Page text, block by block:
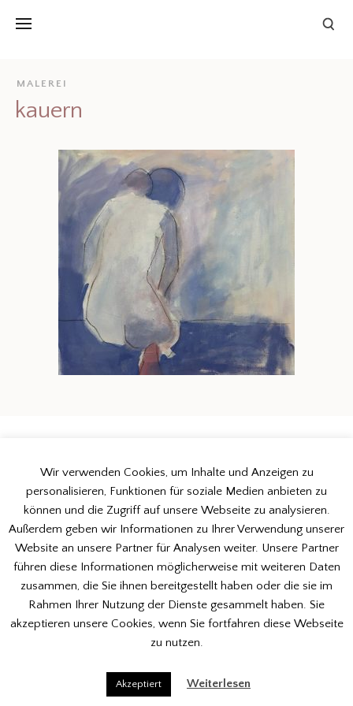
MALEREI
kauern
© Copyright 2026•Impressum•Datenschutzerklärung•Login
Designed by Wob2Design
Wir verwenden Cookies, um Inhalte und Anzeigen zu
personalisieren, Funktionen für soziale Medien anbieten zu
können und die Zugriff auf unsere Webseite zu analysieren.
Außerdem geben wir Informationen zu Ihrer Verwendung unserer
Website an unsere Partner für Analysen weiter. Unsere Partner
führen diese Informationen möglicherweise mit weiteren Daten
zusammen, die Sie ihnen bereitgestellt haben oder die sie im
Rahmen Ihrer Nutzung der Dienste gesammelt haben. Sie
akzeptieren unsere Cookies, wenn Sie fortfahren diese Webseite
zu nutzen.
Akzeptiert Weiterlesen